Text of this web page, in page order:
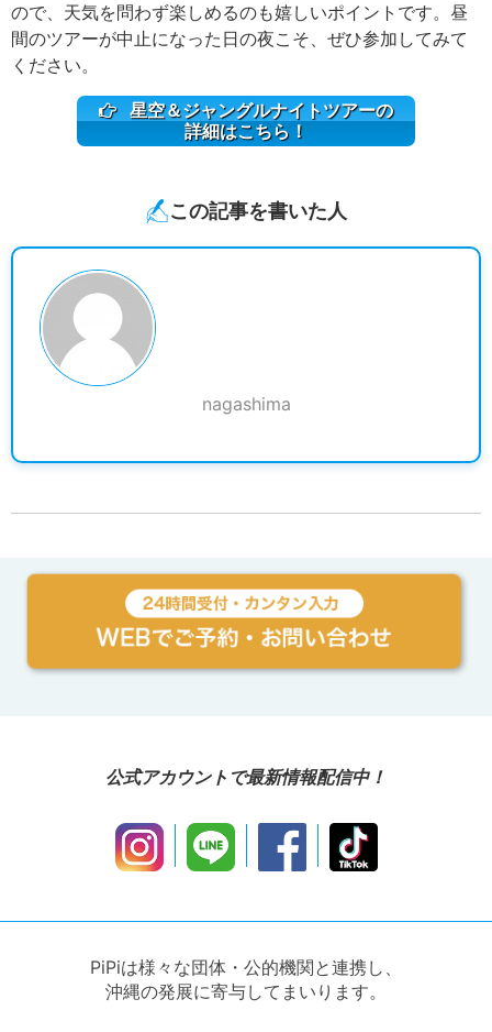
ので、天気を問わず楽しめるのも嬉しいポイントです。昼
間のツアーが中止になった日の夜こそ、ぜひ参加してみて
ください。
星空＆ジャングルナイトツアーの
詳細はこちら！
この記事を書いた人
nagashima
公式アカウントで最新情報配信中！
PiPiは様々な団体・公的機関と連携し、
沖縄の発展に寄与してまいります。